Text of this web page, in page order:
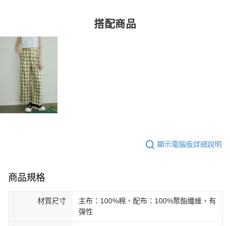
搭配商品
顯示電腦版詳細說明
商品規格
材質尺寸
主布：100%棉、配布：100%聚酯纖維，有
彈性